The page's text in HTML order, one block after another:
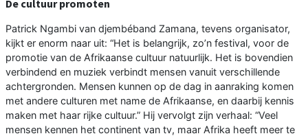
De cultuur promoten
Patrick Ngambi van djembéband Zamana, tevens organisator,
kijkt er enorm naar uit: “Het is belangrijk, zo’n festival, voor de
promotie van de Afrikaanse cultuur natuurlijk. Het is bovendien
verbindend en muziek verbindt mensen vanuit verschillende
achtergronden. Mensen kunnen op de dag in aanraking komen
met andere culturen met name de Afrikaanse, en daarbij kennis
maken met haar rijke cultuur.” Hij vervolgt zijn verhaal: “Veel
mensen kennen het continent van tv, maar Afrika heeft meer te